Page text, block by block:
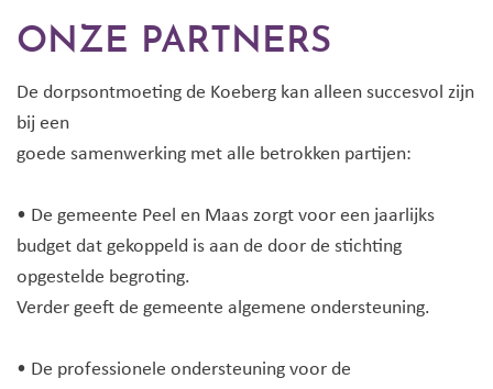
ONZE PARTNERS
De dorpsontmoeting de Koeberg kan alleen succesvol zijn
bij een
goede samenwerking met alle betrokken partijen:
• De gemeente Peel en Maas zorgt voor een jaarlijks
budget dat gekoppeld is aan de door de stichting
opgestelde begroting.
Verder geeft de gemeente algemene ondersteuning.
• De professionele ondersteuning voor de